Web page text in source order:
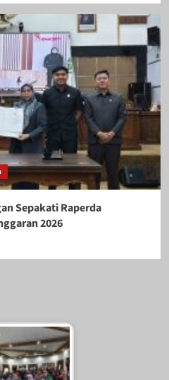
Sepakati Raperda
2026